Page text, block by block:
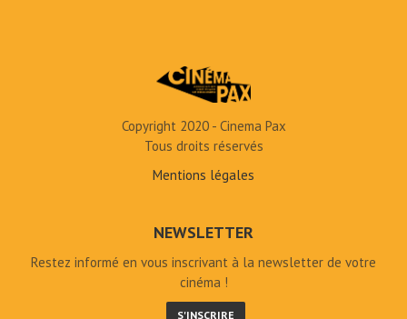
Copyright 2020 - Cinema Pax
Tous droits réservés
Mentions légales
NEWSLETTER
Restez informé en vous inscrivant à la newsletter de votre
cinéma !
S'INSCRIRE